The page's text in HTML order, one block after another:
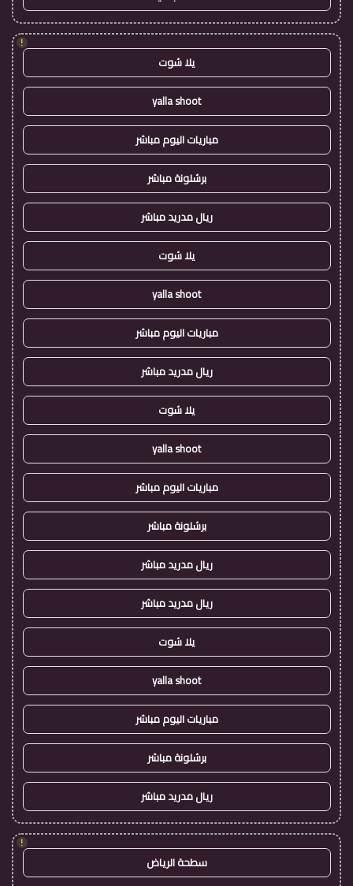
!
يلا شوت
yalla shoot
مباريات اليوم مباشر
برشلونة مباشر
ريال مدريد مباشر
يلا شوت
yalla shoot
مباريات اليوم مباشر
ريال مدريد مباشر
يلا شوت
yalla shoot
مباريات اليوم مباشر
برشلونة مباشر
ريال مدريد مباشر
ريال مدريد مباشر
يلا شوت
yalla shoot
مباريات اليوم مباشر
برشلونة مباشر
ريال مدريد مباشر
!
سطحة الرياض